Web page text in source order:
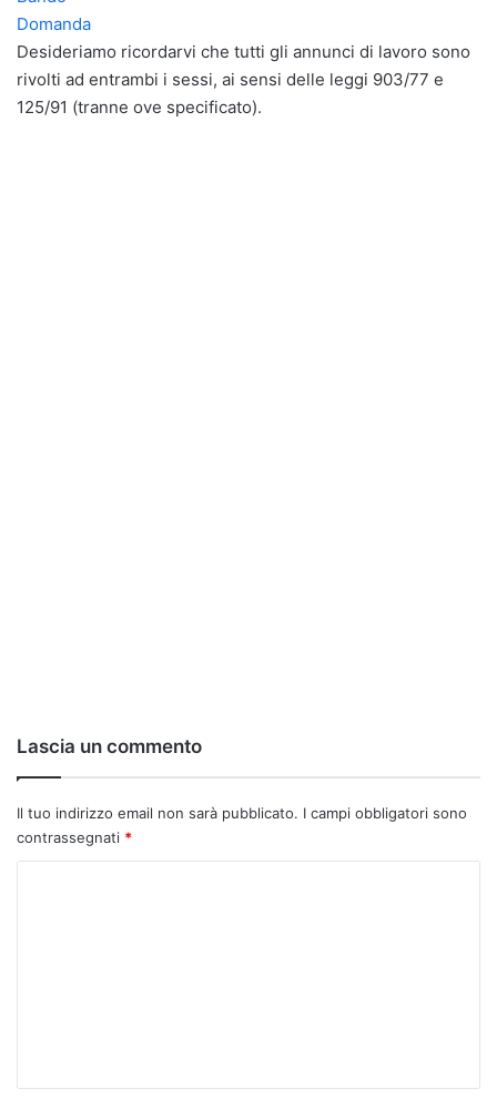
Domanda
Desideriamo ricordarvi che tutti gli annunci di lavoro sono
rivolti ad entrambi i sessi, ai sensi delle leggi 903/77 e
125/91 (tranne ove specificato).
Lascia un commento
Il tuo indirizzo email non sarà pubblicato. I campi obbligatori sono
contrassegnati *